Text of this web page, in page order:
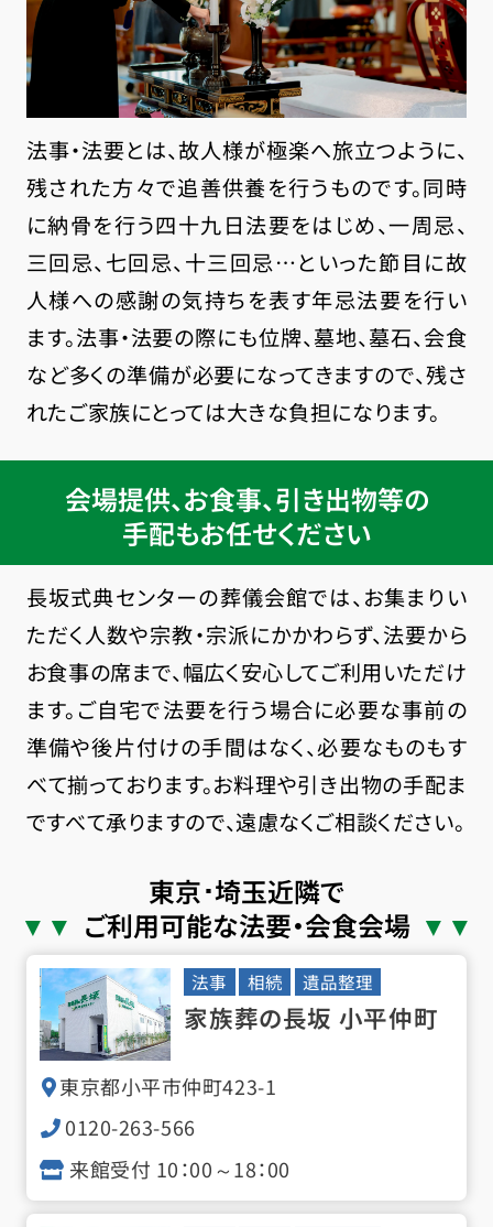
法事・法要とは、故人様が極楽へ旅立つように、
残された方々で追善供養を行うものです。同時
に納骨を行う四十九日法要をはじめ、一周忌、
三回忌、七回忌、十三回忌…といった節目に故
人様への感謝の気持ちを表す年忌法要を行い
ます。法事・法要の際にも位牌、墓地、墓石、会食
など多くの準備が必要になってきますので、残さ
れたご家族にとっては大きな負担になります。
会場提供、お食事、引き出物等の
手配もお任せください
長坂式典センターの葬儀会館では、お集まりい
ただく人数や宗教・宗派にかかわらず、法要から
お食事の席まで、幅広く安心してご利用いただけ
ます。ご自宅で法要を行う場合に必要な事前の
準備や後片付けの手間はなく、必要なものもす
べて揃っております。お料理や引き出物の手配ま
ですべて承りますので、遠慮なくご相談ください。
東京･埼玉近隣で
ご利用可能な法要・会食会場
法事 相続 遺品整理
家族葬の長坂 小平仲町
東京都小平市仲町423-1
0120-263-566
来館受付 10：00～18：00